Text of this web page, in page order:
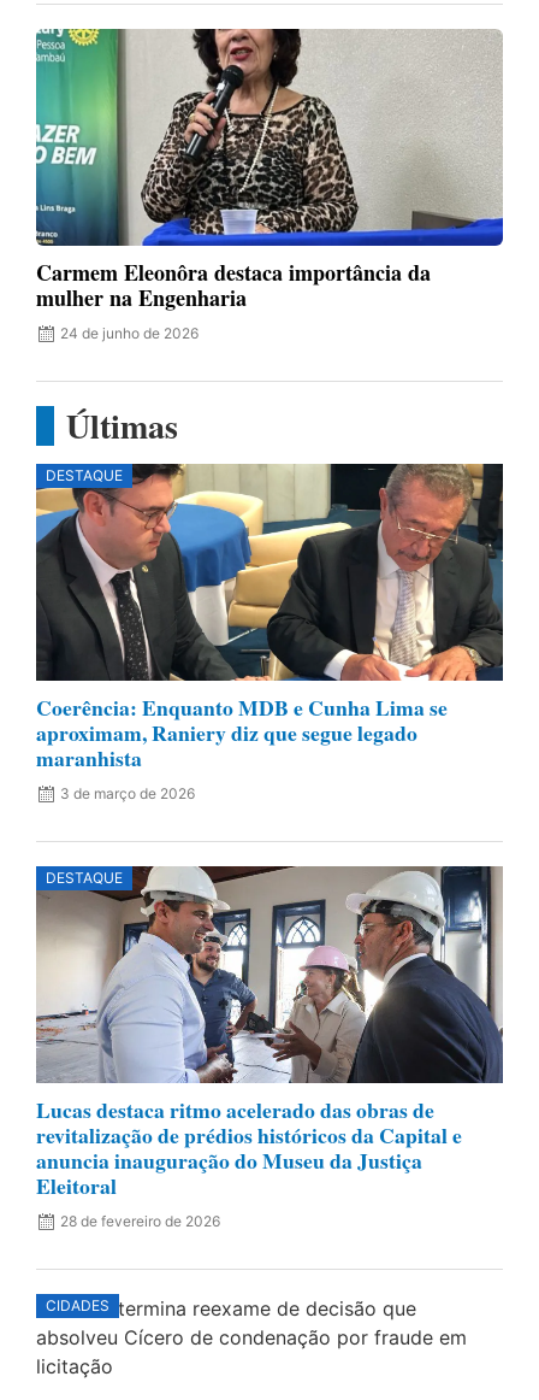
Carmem Eleonôra destaca importância da
mulher na Engenharia
24 de junho de 2026
Últimas
DESTAQUE
Coerência: Enquanto MDB e Cunha Lima se
aproximam, Raniery diz que segue legado
maranhista
3 de março de 2026
DESTAQUE
Lucas destaca ritmo acelerado das obras de
revitalização de prédios históricos da Capital e
anuncia inauguração do Museu da Justiça
Eleitoral
28 de fevereiro de 2026
CIDADES